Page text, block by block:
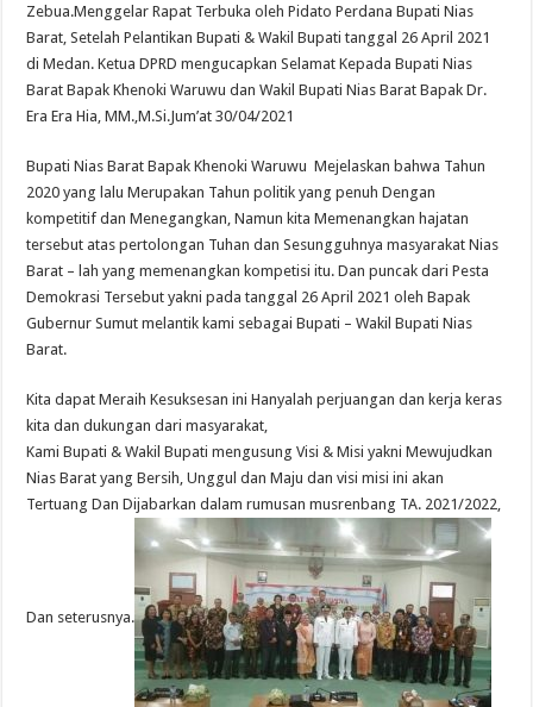
Zebua.Menggelar Rapat Terbuka oleh Pidato Perdana Bupati Nias
Barat, Setelah Pelantikan Bupati & Wakil Bupati tanggal 26 April 2021
di Medan. Ketua DPRD mengucapkan Selamat Kepada Bupati Nias
Barat Bapak Khenoki Waruwu dan Wakil Bupati Nias Barat Bapak Dr.
Era Era Hia, MM.,M.Si.Jum’at 30/04/2021
Bupati Nias Barat Bapak Khenoki Waruwu Mejelaskan bahwa Tahun
2020 yang lalu Merupakan Tahun politik yang penuh Dengan
kompetitif dan Menegangkan, Namun kita Memenangkan hajatan
tersebut atas pertolongan Tuhan dan Sesungguhnya masyarakat Nias
Barat – lah yang memenangkan kompetisi itu. Dan puncak dari Pesta
Demokrasi Tersebut yakni pada tanggal 26 April 2021 oleh Bapak
Gubernur Sumut melantik kami sebagai Bupati – Wakil Bupati Nias
Barat.
Kita dapat Meraih Kesuksesan ini Hanyalah perjuangan dan kerja keras
kita dan dukungan dari masyarakat,
Kami Bupati & Wakil Bupati mengusung Visi & Misi yakni Mewujudkan
Nias Barat yang Bersih, Unggul dan Maju dan visi misi ini akan
Tertuang Dan Dijabarkan dalam rumusan musrenbang TA. 2021/2022,
Dan seterusnya.